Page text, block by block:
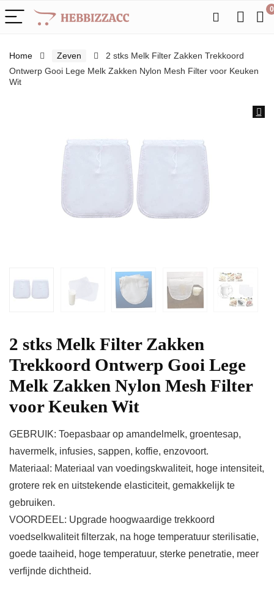
0
Home Zeven
2 stks Melk Filter Zakken Trekkoord
Ontwerp Gooi Lege Melk Zakken Nylon Mesh Filter voor Keuken
Wit
2 stks Melk Filter Zakken
Trekkoord Ontwerp Gooi Lege
Melk Zakken Nylon Mesh Filter
voor Keuken Wit
GEBRUIK: Toepasbaar op amandelmelk, groentesap,
havermelk, infusies, sappen, koffie, enzovoort.
Materiaal: Materiaal van voedingskwaliteit, hoge intensiteit,
grotere rek en uitstekende elasticiteit, gemakkelijk te
gebruiken.
VOORDEEL: Upgrade hoogwaardige trekkoord
voedselkwaliteit filterzak, na hoge temperatuur sterilisatie,
goede taaiheid, hoge temperatuur, sterke penetratie, meer
verfijnde dichtheid.